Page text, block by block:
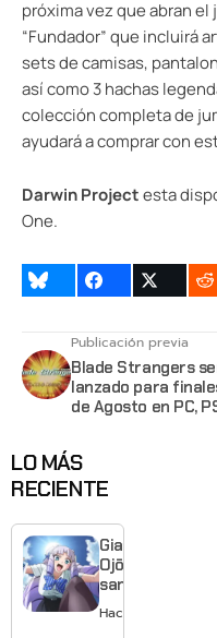
próxima vez que abran
“Fundador” que incluirá
sets de camisas,
así como 3 hachas
colección completa de
ayudará a comprar con
Darwin Projectesta
One.
Publicación previa
Blade Strangers
lanzado para
de Agosto en PC,
LO MÁS
RECIENTE
Giant
Ojō-
sama
revela
visual y
Hace 1 día